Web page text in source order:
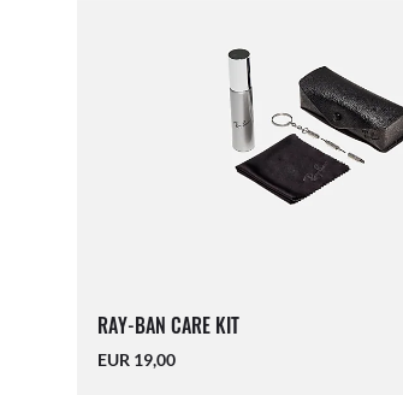
RAY-BAN CARE KIT
EUR 19,00